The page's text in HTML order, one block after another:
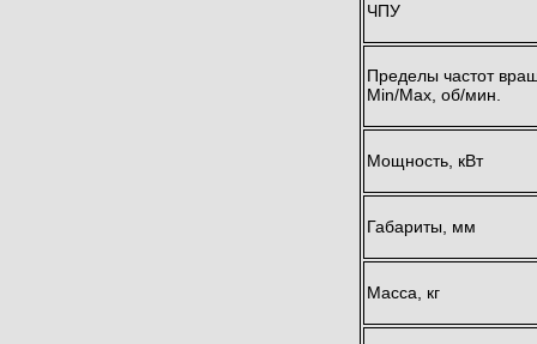
ЧПУ
Пределы частот
Min/Max, об/мин.
Мощность, кВт
Габариты, мм
Масса, кг